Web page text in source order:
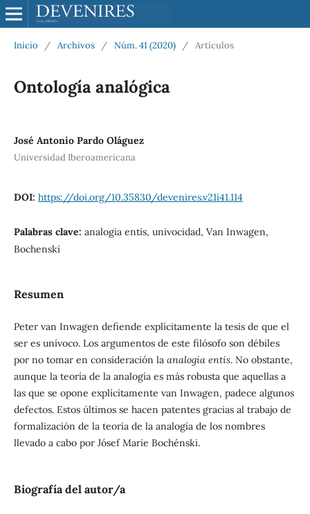
Inicio / Archivos / Núm. 41 (2020) / Artículos
Ontología analógica
José Antonio Pardo Oláguez
Universidad Iberoamericana
DOI: https://doi.org/10.35830/devenires.v21i41.114
Palabras clave: analogia entis, univocidad, Van Inwagen,
Bochenski
Resumen
Peter van Inwagen defiende explícitamente la tesis de que el
ser es unívoco. Los argumentos de este filósofo son débiles
por no tomar en consideración la analogia entis. No obstante,
aunque la teoría de la analogía es más robusta que aquellas a
las que se opone explícitamente van Inwagen, padece algunos
defectos. Estos últimos se hacen patentes gracias al trabajo de
formalización de la teoría de la analogía de los nombres
llevado a cabo por Jósef Marie Bochénski.
Biografía del autor/a